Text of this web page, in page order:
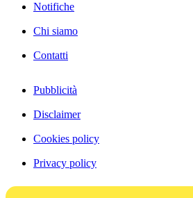
Notifiche
Chi siamo
Contatti
Pubblicità
Disclaimer
Cookies policy
Privacy policy